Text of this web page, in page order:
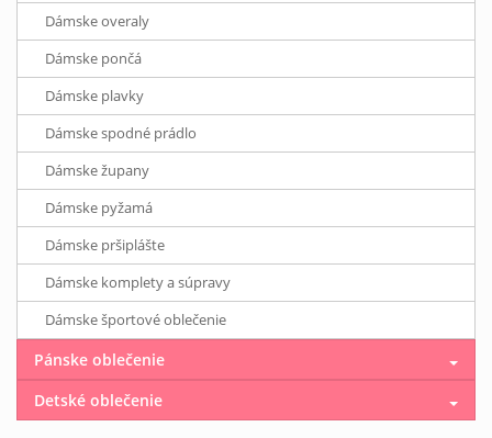
Dámske overaly
Dámske pončá
Dámske plavky
Dámske spodné prádlo
Dámske župany
Dámske pyžamá
Dámske pršiplášte
Dámske komplety a súpravy
Dámske športové oblečenie
Pánske oblečenie
Detské oblečenie